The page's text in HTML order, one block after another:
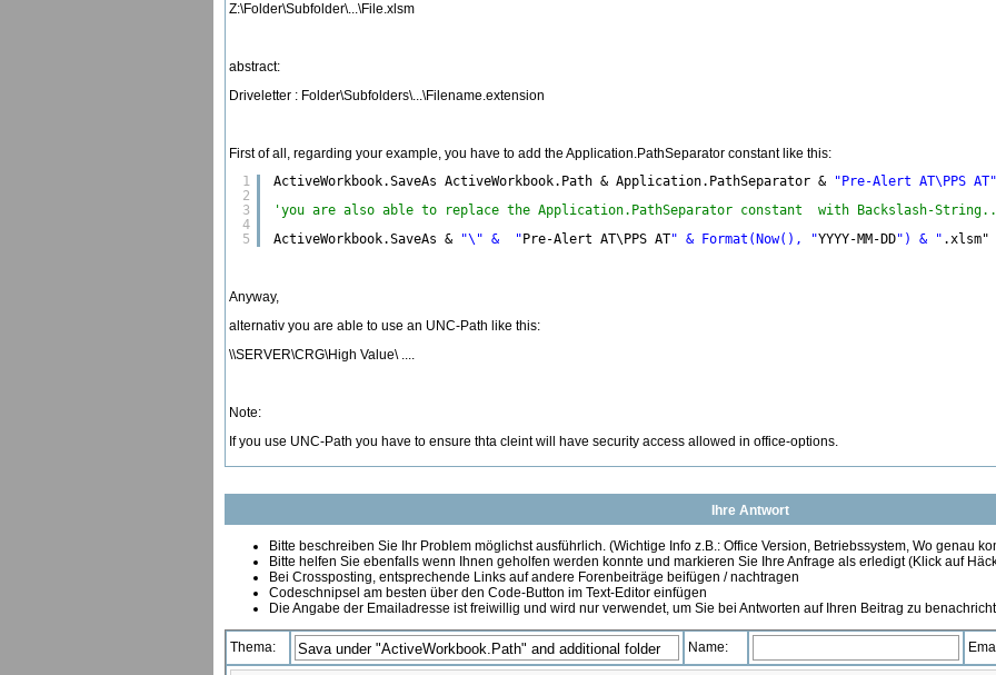
Z:\Folder\Subfolder\...\File.xlsm
abstract:
Driveletter : Folder\Subfolders\...\Filename.extension
First of all, regarding your example, you have to add the Application.PathSeparator constant like this:
1
2
3
4
5
ActiveWorkbook.SaveAs ActiveWorkbook.Path & Application.PathSeparator & "Pre-Alert AT\PPS AT"
'you are also able to replace the Application.PathSeparator constant  with Backslash-
ActiveWorkbook.SaveAs &
"\" &  " Pre-Alert AT\PPS AT" & Format(Now(), "YYYY-MM-DD") & " .xlsm"
Anyway,
alternativ you are able to use an UNC-Path like this:
\\SERVER\CRG\High Value\ ....
Note:
If you use UNC-Path you have to ensure thta cleint will have security access allowed in office-options.
Ihre Antwort
Bitte beschreiben Sie Ihr Problem möglichst ausführlich. (Wichtige Info z.B.: Office Version, Betriebssystem, Wo genau
Bitte helfen Sie ebenfalls wenn Ihnen geholfen werden konnte und markieren Sie Ihre Anfrage als erledigt (Klick auf
Bei Crossposting, entsprechende Links auf andere Forenbeiträge beifügen / nachtragen
Codeschnipsel am besten über den Code-Button im Text-Editor einfügen
Die Angabe der Emailadresse ist freiwillig und wird nur verwendet, um Sie bei Antworten auf Ihren Beitrag zu
Thema: Name: